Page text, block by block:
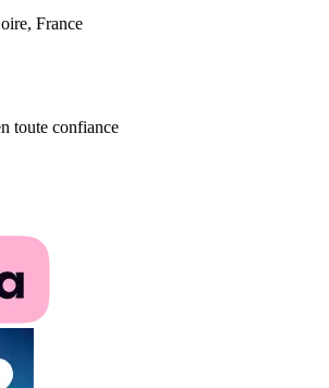
France
toute confiance